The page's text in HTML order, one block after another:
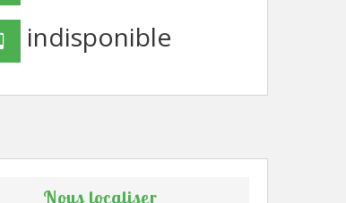
indisponible
Nous localiser